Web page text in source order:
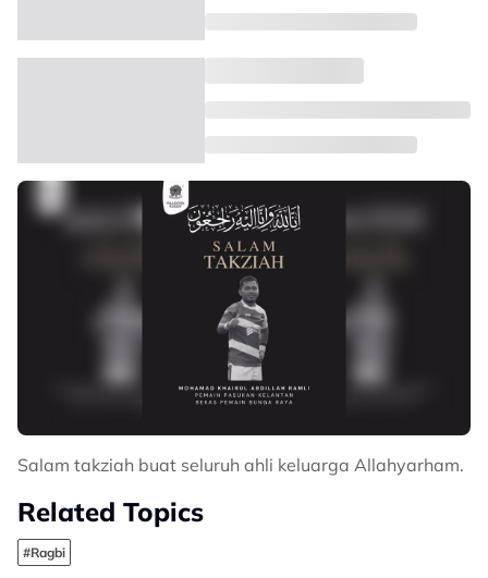
Salam takziah buat seluruh ahli keluarga Allahyarham.
Related Topics
#Ragbi